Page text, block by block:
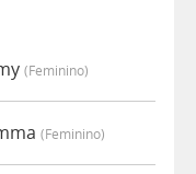
(feminino)
(feminino)